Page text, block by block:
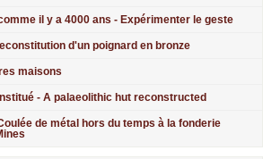
il y a 4000 ans - Expérimenter le geste
d'un poignard en bronze
maisons
- A palaeolithic hut reconstructed
de métal hors du temps à la fonderie